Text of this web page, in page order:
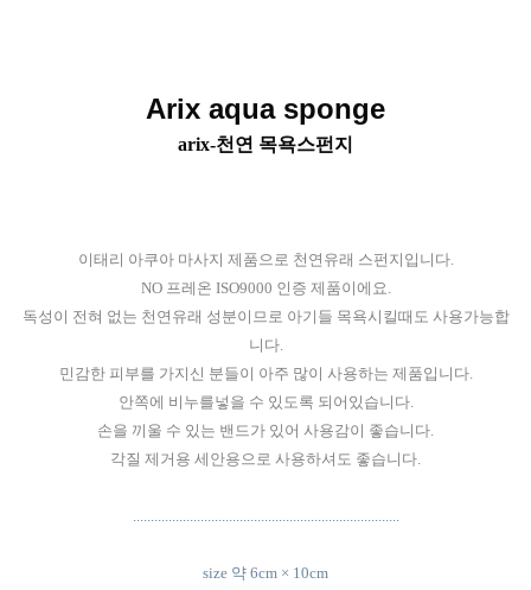
Arix aqua sponge
arix-천연 목욕스펀지
이태리 아쿠아 마사지 제품으로 천연유래 스펀지입니다.
NO 프레온 ISO9000 인증 제품이에요.
독성이 전혀 없는 천연유래 성분이므로 아기들 목욕시킬때도 사용가능합
니다.
민감한 피부를 가지신 분들이 아주 많이 사용하는 제품입니다.
안쪽에 비누를넣을 수 있도록 되어있습니다.
손을 끼울 수 있는 밴드가 있어 사용감이 좋습니다.
각질 제거용 세안용으로 사용하셔도 좋습니다.
size 약 6cm × 10cm